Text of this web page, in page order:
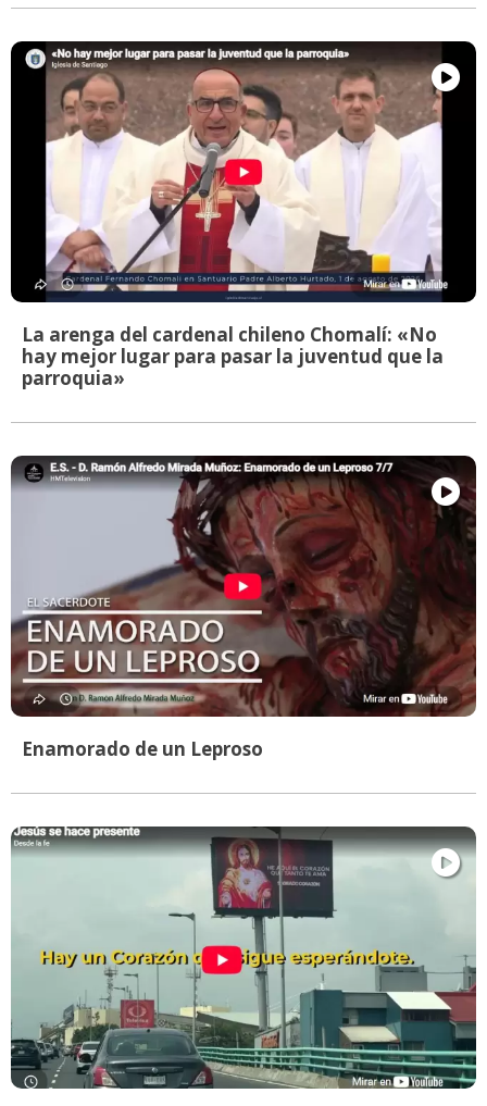
La arenga del cardenal chileno Chomalí: «No
hay mejor lugar para pasar la juventud que la
parroquia»
Enamorado de un Leproso